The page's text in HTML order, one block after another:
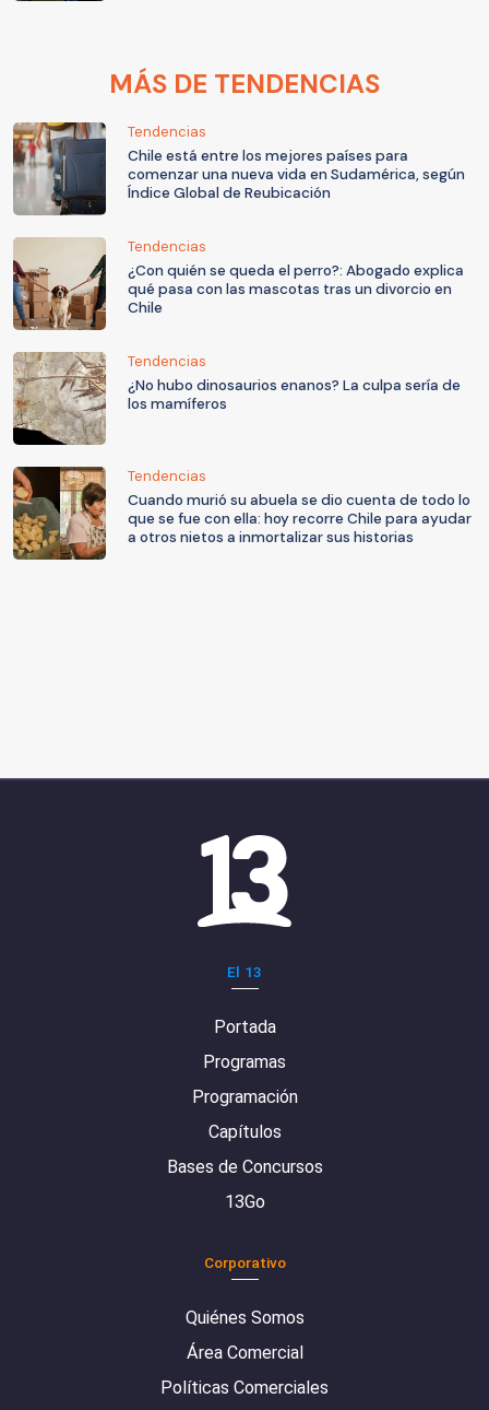
MÁS DE TENDENCIAS
Tendencias
Chile está entre los mejores países para
comenzar una nueva vida en Sudamérica, según
Índice Global de Reubicación
Tendencias
¿Con quién se queda el perro?: Abogado explica
qué pasa con las mascotas tras un divorcio en
Chile
Tendencias
¿No hubo dinosaurios enanos? La culpa sería de
los mamíferos
Tendencias
Cuando murió su abuela se dio cuenta de todo lo
que se fue con ella: hoy recorre Chile para ayudar
a otros nietos a inmortalizar sus historias
El 13
Portada
Programas
Programación
Capítulos
Bases de Concursos
13Go
Corporativo
Quiénes Somos
Área Comercial
Políticas Comerciales